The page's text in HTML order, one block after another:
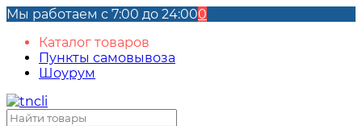
Мы работаем с 7:00 до 24:000
Каталог товаров
Пункты самовывоза
Шоурум